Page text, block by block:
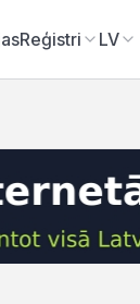
Reģistri LV